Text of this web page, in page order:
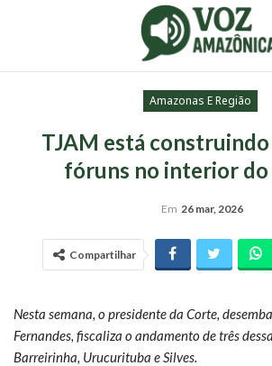
Amazonas E Região
TJAM está
fóruns no interior do
Em 26 mar, 2026
Compartilhar
Nesta semana, o presidente da Corte,
Fernandes, fiscaliza o andamento de três
Barreirinha, Urucurituba e Silves.